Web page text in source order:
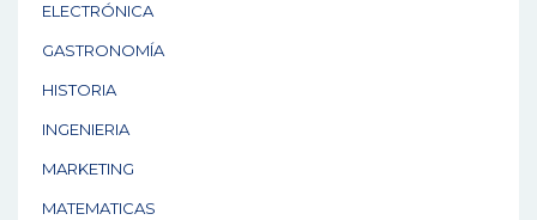
ELECTRÓNICA
GASTRONOMÍA
HISTORIA
INGENIERIA
MARKETING
MATEMATICAS